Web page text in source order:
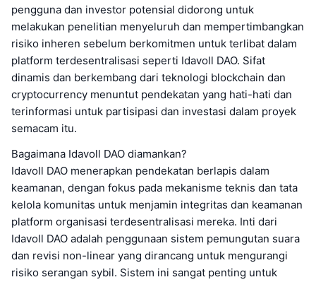
pengguna dan investor potensial didorong untuk
melakukan penelitian menyeluruh dan mempertimbangkan
risiko inheren sebelum berkomitmen untuk terlibat dalam
platform terdesentralisasi seperti Idavoll DAO. Sifat
dinamis dan berkembang dari teknologi blockchain dan
cryptocurrency menuntut pendekatan yang hati-hati dan
terinformasi untuk partisipasi dan investasi dalam proyek
semacam itu.
Bagaimana Idavoll DAO diamankan?
Idavoll DAO menerapkan pendekatan berlapis dalam
keamanan, dengan fokus pada mekanisme teknis dan tata
kelola komunitas untuk menjamin integritas dan keamanan
platform organisasi terdesentralisasi mereka. Inti dari
Idavoll DAO adalah penggunaan sistem pemungutan suara
dan revisi non-linear yang dirancang untuk mengurangi
risiko serangan sybil. Sistem ini sangat penting untuk